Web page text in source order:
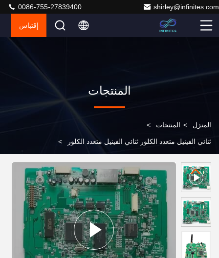
shirley@infinites.com
0086-755-27839400
إقتباس
المنتجات
المنزل > المنتجات >
ثنائي الفينيل متعدد الكلور ثنائي الفينيل متعدد الكلور >
واحدة تصنيع تجميع مصنع PCBA المورد، توفير Gerber، بوم